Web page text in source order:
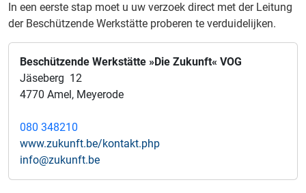
In een eerste stap moet u uw verzoek direct met der Leitung
der Beschützende Werkstätte proberen te verduidelijken.
Beschützende Werkstätte »Die Zukunft« VOG
Jäseberg 12
4770 Amel, Meyerode
080 348210
www.zukunft.be/kontakt.php
info@zukunft.be